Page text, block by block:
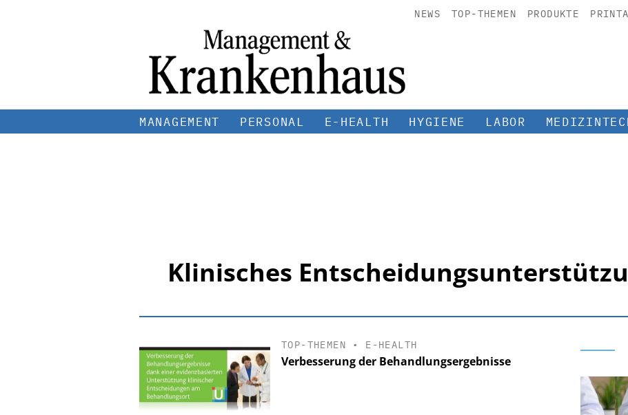
NEWS TOP-THEMEN PRODUKTE
MANAGEMENT PERSONAL E-HEALTH HYGIENE LABOR
Klinisches
TOP-THEMEN • E-HEALTH
Verbesserung der Behandlungsergebnisse